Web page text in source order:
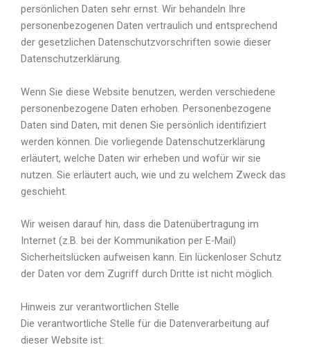
persönlichen Daten sehr ernst. Wir behandeln Ihre
personenbezogenen Daten vertraulich und entsprechend
der gesetzlichen Datenschutzvorschriften sowie dieser
Datenschutzerklärung.
Wenn Sie diese Website benutzen, werden verschiedene
personenbezogene Daten erhoben. Personenbezogene
Daten sind Daten, mit denen Sie persönlich identifiziert
werden können. Die vorliegende Datenschutzerklärung
erläutert, welche Daten wir erheben und wofür wir sie
nutzen. Sie erläutert auch, wie und zu welchem Zweck das
geschieht.
Wir weisen darauf hin, dass die Datenübertragung im
Internet (z.B. bei der Kommunikation per E-Mail)
Sicherheitslücken aufweisen kann. Ein lückenloser Schutz
der Daten vor dem Zugriff durch Dritte ist nicht möglich.
Hinweis zur verantwortlichen Stelle
Die verantwortliche Stelle für die Datenverarbeitung auf
dieser Website ist: